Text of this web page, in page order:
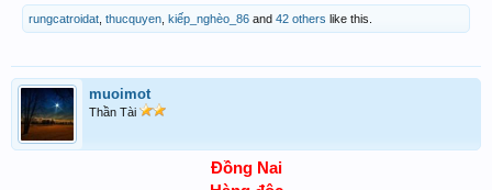
rungcatroidat thucquyen kiếp_nghèo_86 and 42 others like this.
muoimot
Thần Tài
Đồng Nai